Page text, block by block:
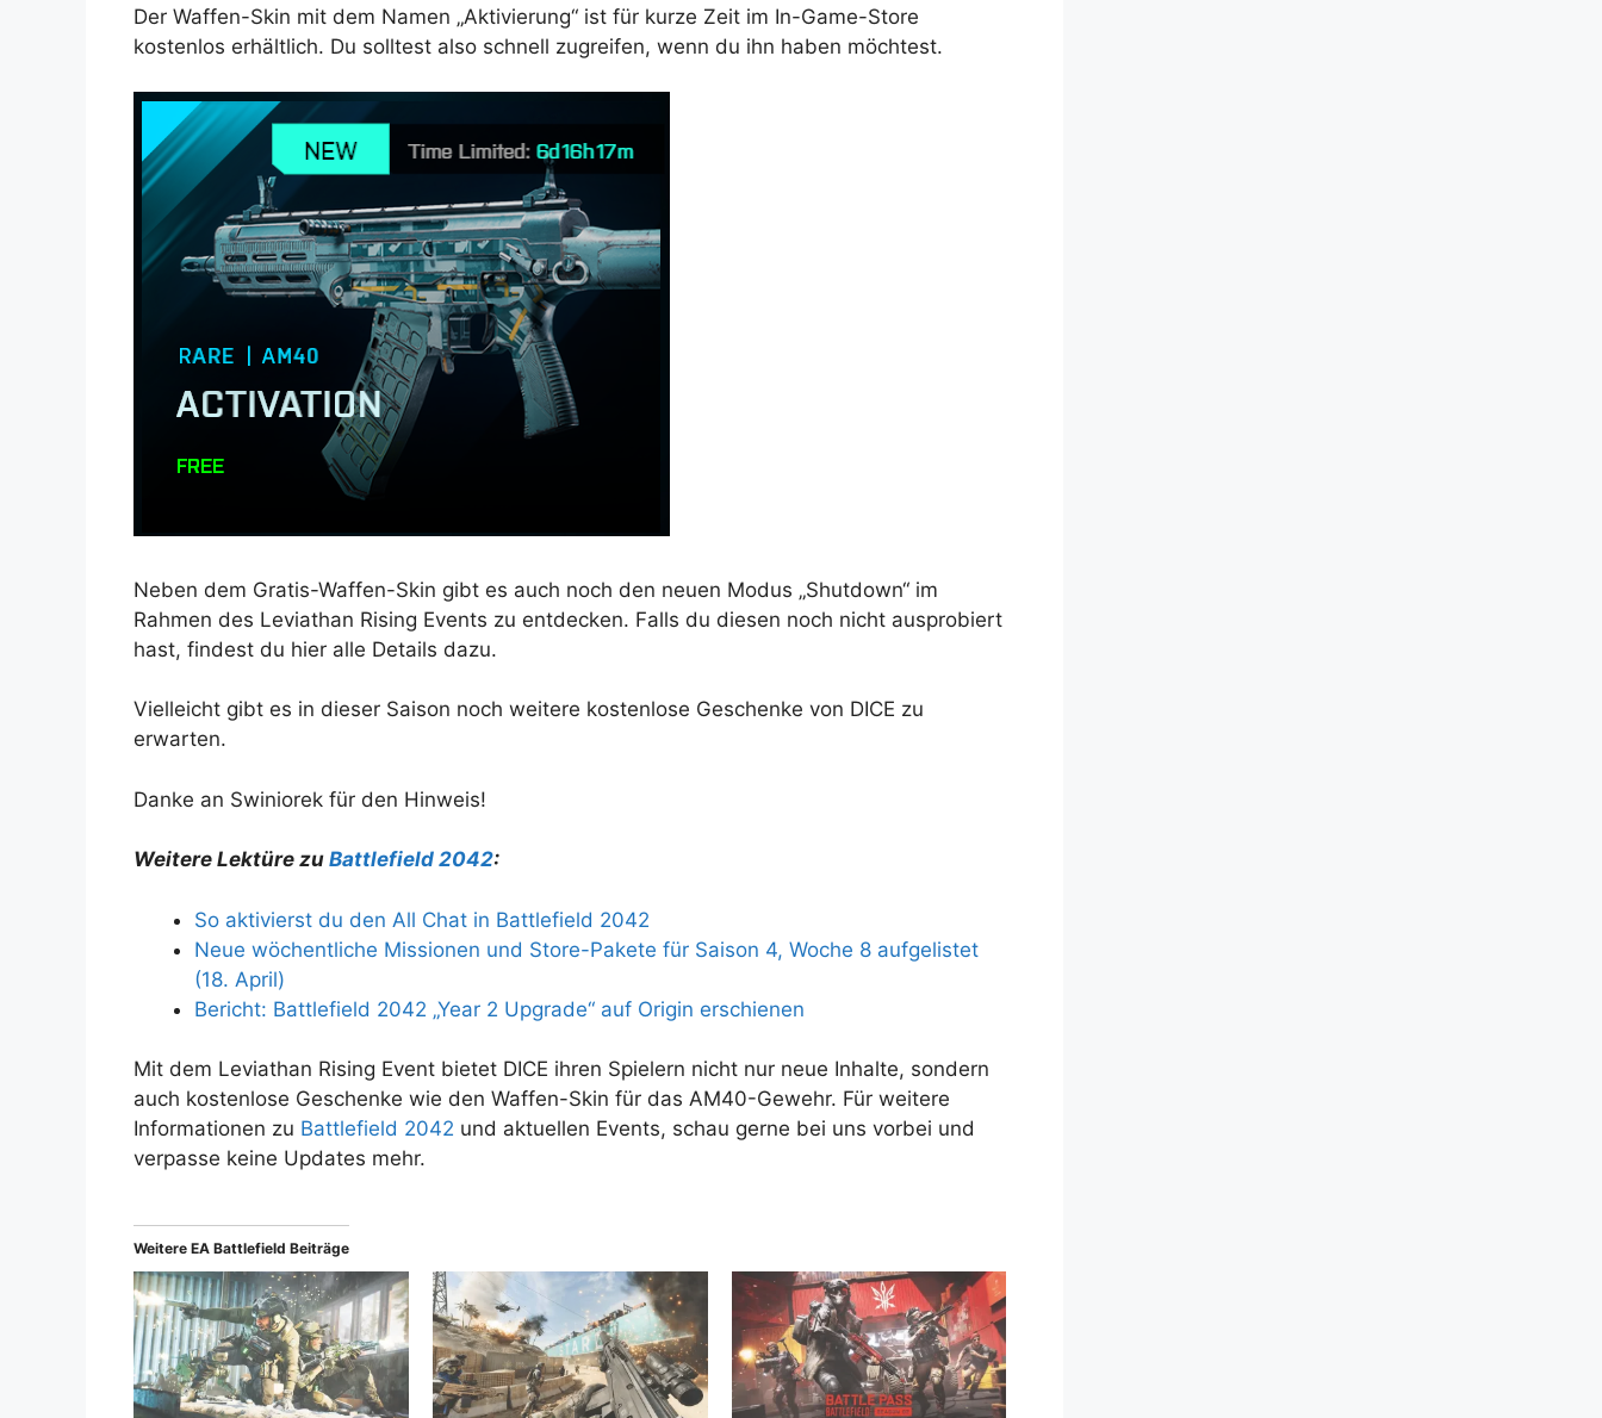
Der Waffen-Skin mit dem Namen „Aktivierung“ ist für kurze Zeit im In-Game-Store
kostenlos erhältlich. Du solltest also schnell zugreifen, wenn du ihn haben möchtest.
Neben dem Gratis-Waffen-Skin gibt es auch noch den neuen Modus „Shutdown“ im
Rahmen des Leviathan Rising Events zu entdecken. Falls du diesen noch nicht ausprobiert
hast, findest du hier alle Details dazu.
Vielleicht gibt es in dieser Saison noch weitere kostenlose Geschenke von DICE zu
erwarten.
Danke an Swiniorek für den Hinweis!
Weitere Lektüre zu Battlefield 2042:
So aktivierst du den All Chat in Battlefield 2042
Neue wöchentliche Missionen und Store-Pakete für Saison 4, Woche 8 aufgelistet
(18. April)
Bericht: Battlefield 2042 „Year 2 Upgrade“ auf Origin erschienen
Mit dem Leviathan Rising Event bietet DICE ihren Spielern nicht nur neue Inhalte, sondern
auch kostenlose Geschenke wie den Waffen-Skin für das AM40-Gewehr. Für weitere
Informationen zu Battlefield 2042 und aktuellen Events, schau gerne bei uns vorbei und
verpasse keine Updates mehr.
Weitere EA Battlefield Beiträge